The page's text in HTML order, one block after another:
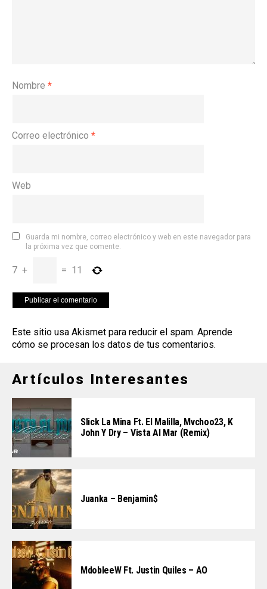
Nombre *
Correo electrónico *
Web
Guarda mi nombre, correo electrónico y web en este navegador para
la próxima vez que comente.
7 + = 11
Este sitio usa Akismet para reducir el spam. Aprende
cómo se procesan los datos de tus comentarios.
Artículos Interesantes
Slick La Mina Ft. El Malilla, Mvchoo23, K
John Y Dry – Vista Al Mar (Remix)
Juanka – Benjamin$
MdobleeW Ft. Justin Quiles – AO